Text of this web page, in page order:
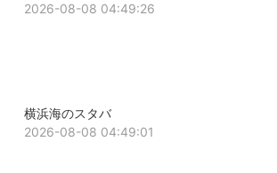
2026-08-08 04:49:26
横浜海のスタバ
2026-08-08 04:49:01